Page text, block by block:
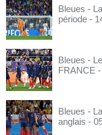
Bleues -
période -
Bleues -
FRANCE
Bleues -
anglais -